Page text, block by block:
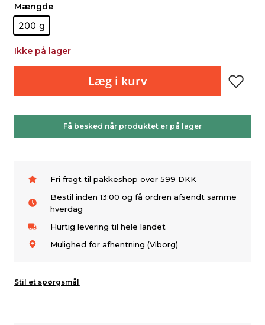
Mængde
200 g
Ikke på lager
Læg i kurv
Få besked når produktet er på lager
Fri fragt til pakkeshop over 599 DKK
Bestil inden 13:00 og få ordren afsendt samme
hverdag
Hurtig levering til hele landet
Mulighed for afhentning (Viborg)
Stil et spørgsmål